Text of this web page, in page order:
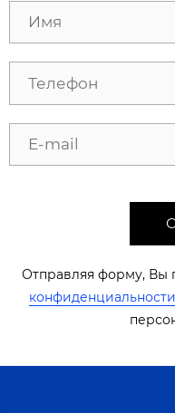
Отправляя форму, Вы
конфиденциальности